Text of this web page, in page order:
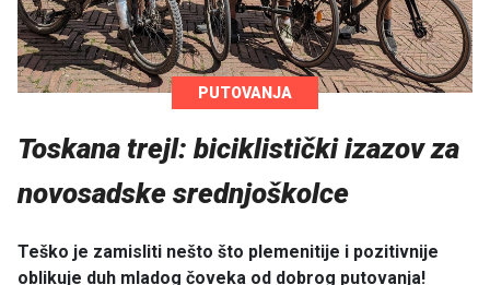
PUTOVANJA
Toskana trejl: biciklistički izazov za
novosadske srednjoškolce
Teško je zamisliti nešto što plemenitije i pozitivnije
oblikuje duh mladog čoveka od dobrog putovanja!